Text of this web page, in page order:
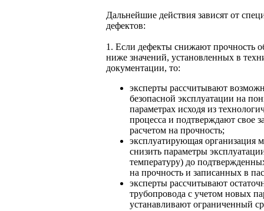
Дальнейшие действия зависят от
дефектов:
1. Если дефекты снижают прочность
ниже значений, установленных в
документации, то:
эксперты рассчитывают
безопасной эксплуатации на
параметрах исходя из
процесса и подтверждают свое
расчетом на прочность;
эксплуатирующая организация
снизить параметры
температуру) до
на прочность и записанных в
эксперты рассчитывают
трубопровода с учетом новых
устанавливают ограниченный